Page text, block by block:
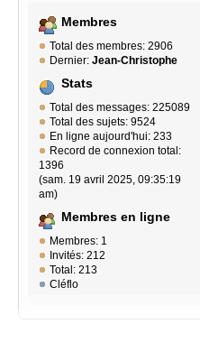
Membres
Total des membres: 2906
Dernier: Jean-Christophe
Stats
Total des messages: 225089
Total des sujets: 9524
En ligne aujourd'hui: 233
Record de connexion total:
1396
(sam. 19 avril 2025, 09:35:19
am)
Membres en ligne
Membres: 1
Invités: 212
Total: 213
Cléflo